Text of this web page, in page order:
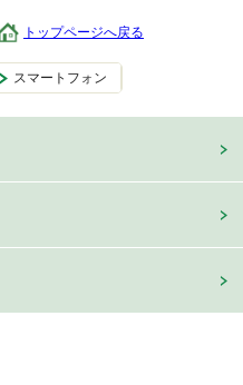
トップページへ戻る
スマートフォン